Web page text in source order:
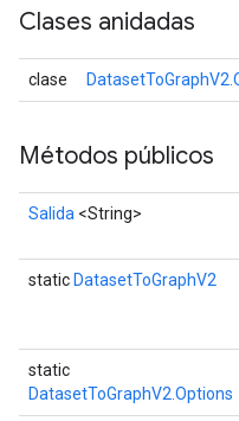
Clases anidadas
clase
Métodos públicos
Salida <String>
static DatasetToGraphV2
static
DatasetToGraphV2.Options